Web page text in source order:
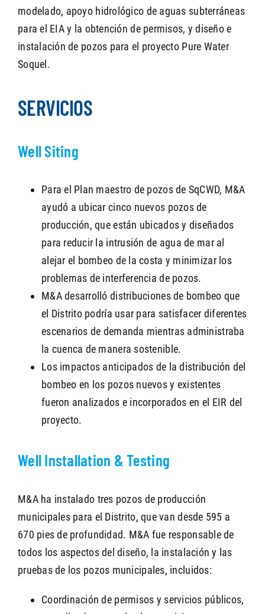
modelado, apoyo hidrológico de aguas subterráneas
para el EIA y la obtención de permisos, y diseño e
instalación de pozos para el proyecto Pure Water
Soquel.
SERVICIOS
Well Siting
Para el Plan maestro de pozos de SqCWD, M&A
ayudó a ubicar cinco nuevos pozos de
producción, que están ubicados y diseñados
para reducir la intrusión de agua de mar al
alejar el bombeo de la costa y minimizar los
problemas de interferencia de pozos.
M&A desarrolló distribuciones de bombeo que
el Distrito podría usar para satisfacer diferentes
escenarios de demanda mientras administraba
la cuenca de manera sostenible.
Los impactos anticipados de la distribución del
bombeo en los pozos nuevos y existentes
fueron analizados e incorporados en el EIR del
proyecto.
Well Installation & Testing
M&A ha instalado tres pozos de producción
municipales para el Distrito, que van desde 595 a
670 pies de profundidad. M&A fue responsable de
todos los aspectos del diseño, la instalación y las
pruebas de los pozos municipales, incluidos:
Coordinación de permisos y servicios públicos,